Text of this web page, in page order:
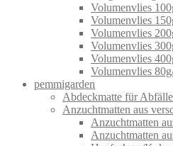
Volumenvlies
Volumenvlies
Volumenvlies
Volumenvlies
Volumenvlies
Volumenvlies
pemmigarden
Abdeckmatte für Abfälle
Anzuchtmatten aus
Anzuchtmatten
Anzuchtmatten